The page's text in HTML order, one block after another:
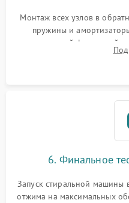
Монтаж всех узлов в
пружины и
надежной фиксацией
герметиком для
6. Финальное
Запуск стиральной машины
отжима на максимальных